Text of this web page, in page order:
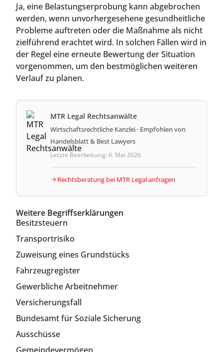
Ja, eine Belastungserprobung kann abgebrochen
werden, wenn unvorhergesehene gesundheitliche
Probleme auftreten oder die Maßnahme als nicht
zielführend erachtet wird. In solchen Fällen wird in
der Regel eine erneute Bewertung der Situation
vorgenommen, um den bestmöglichen weiteren
Verlauf zu planen.
MTR Legal Rechtsanwälte
Wirtschaftsrechtliche Kanzlei · Empfohlen von
Handelsblatt & Best Lawyers
Letzte Bearbeitung: 6. Mai 2026
Rechtsberatung bei MTR Legal anfragen
Weitere Begriffserklärungen
Besitzsteuern
Transportrisiko
Zuweisung eines Grundstücks
Fahrzeugregister
Gewerbliche Arbeitnehmer
Versicherungsfall
Bundesamt für Soziale Sicherung
Ausschüsse